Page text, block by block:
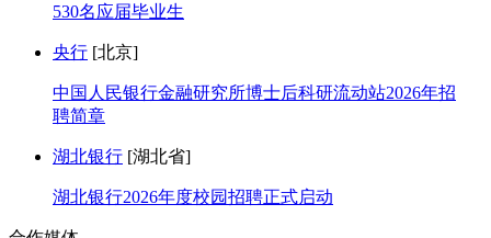
530名应届毕业生
央行 [北京]
中国人民银行金融研究所博士后科研流动站2026年招
聘简章
湖北银行 [湖北省]
湖北银行2026年度校园招聘正式启动